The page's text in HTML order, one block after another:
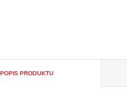
POPIS PRODUKTU